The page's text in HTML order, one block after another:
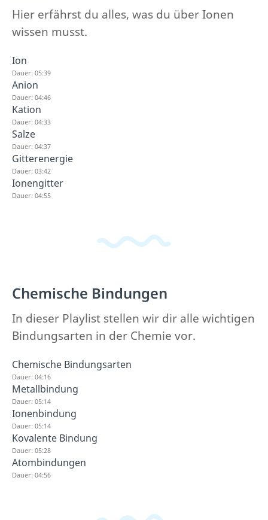
Hier erfährst du alles, was du über Ionen
wissen musst.
Ion
Dauer: 05:39
Anion
Dauer: 04:46
Kation
Dauer: 04:33
Salze
Dauer: 04:37
Gitterenergie
Dauer: 03:42
Ionengitter
Dauer: 04:55
Chemische Bindungen
In dieser Playlist stellen wir dir alle wichtigen
Bindungsarten in der Chemie vor.
Chemische Bindungsarten
Dauer: 04:16
Metallbindung
Dauer: 05:14
Ionenbindung
Dauer: 05:14
Kovalente Bindung
Dauer: 05:28
Atombindungen
Dauer: 04:56